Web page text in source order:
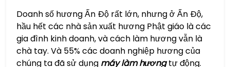
Doanh số hương Ấn Độ rất lớn, nhưng ở Ấn Độ,
hầu hết các nhà sản xuất hương Phật giáo là các
gia đình kinh doanh, và cách làm hương vẫn là
chà tay. Và 55% các doanh nghiệp hương của
chúng ta đã sử dụng máy làm hươngtự động.